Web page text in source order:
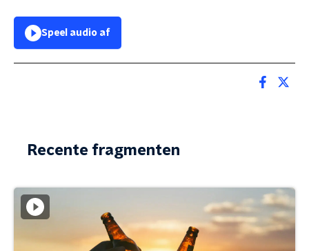
Speel audio af
Recente fragmenten